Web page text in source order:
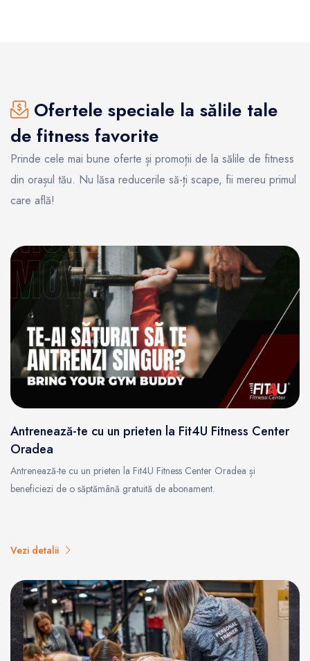
Ofertele speciale la sălile tale
de fitness favorite
Prinde cele mai bune oferte și promoții de la sălile de fitness
din orașul tău. Nu lăsa reducerile să-ți scape, fii mereu primul
care află!
Antrenează-te cu un prieten la Fit4U Fitness Center
Oradea
Antrenează-te cu un prieten la Fit4U Fitness Center Oradea și
beneficiezi de o săptămână gratuită de abonament.
Vezi detalii